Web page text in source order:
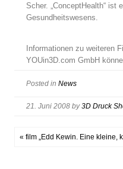
Scher. „ConceptHealth“ ist
Gesundheitswesens.
Informationen zu weiteren
YOUin3D.com GmbH
Posted in News
21. Juni 2008 by3D Druck
« film „Edd Kewin. Eine kleine,